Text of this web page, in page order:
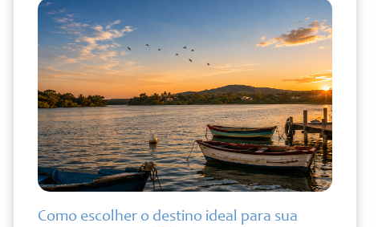
Como escolher o destino ideal para sua